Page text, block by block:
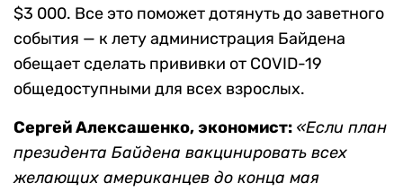
$3 000. Все это поможет дотянуть до заветного
события — к лету администрация Байдена
обещает сделать прививки от COVID-19
общедоступными для всех взрослых.
Сергей Алексашенко, экономист: «Если план
президента Байдена вакцинировать всех
желающих американцев до конца мая